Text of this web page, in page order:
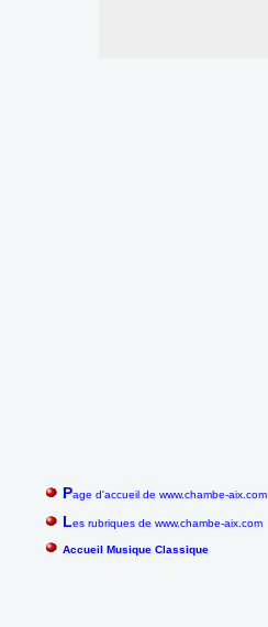
Page d'accueil de www.chambe-aix.com
Les rubriques de www.chambe-aix.com
Accueil Musique Classique